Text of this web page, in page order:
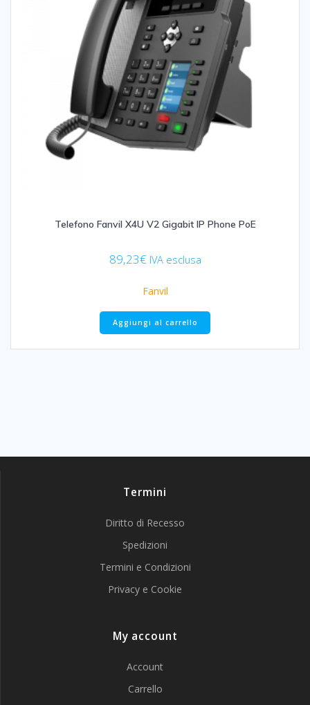
Telefono Fanvil X4U V2 Gigabit IP Phone PoE
89,23€ IVA esclusa
Fanvil
Aggiungi al carrello
Termini
Diritto di Recesso
Spedizioni
Termini e Condizioni
Privacy e Cookie
My account
Account
Carrello